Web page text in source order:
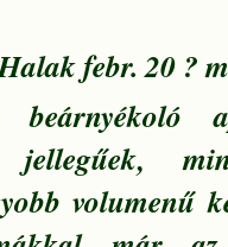
febr. 20 ?
beárnyékoló
jellegűek,
volumenű